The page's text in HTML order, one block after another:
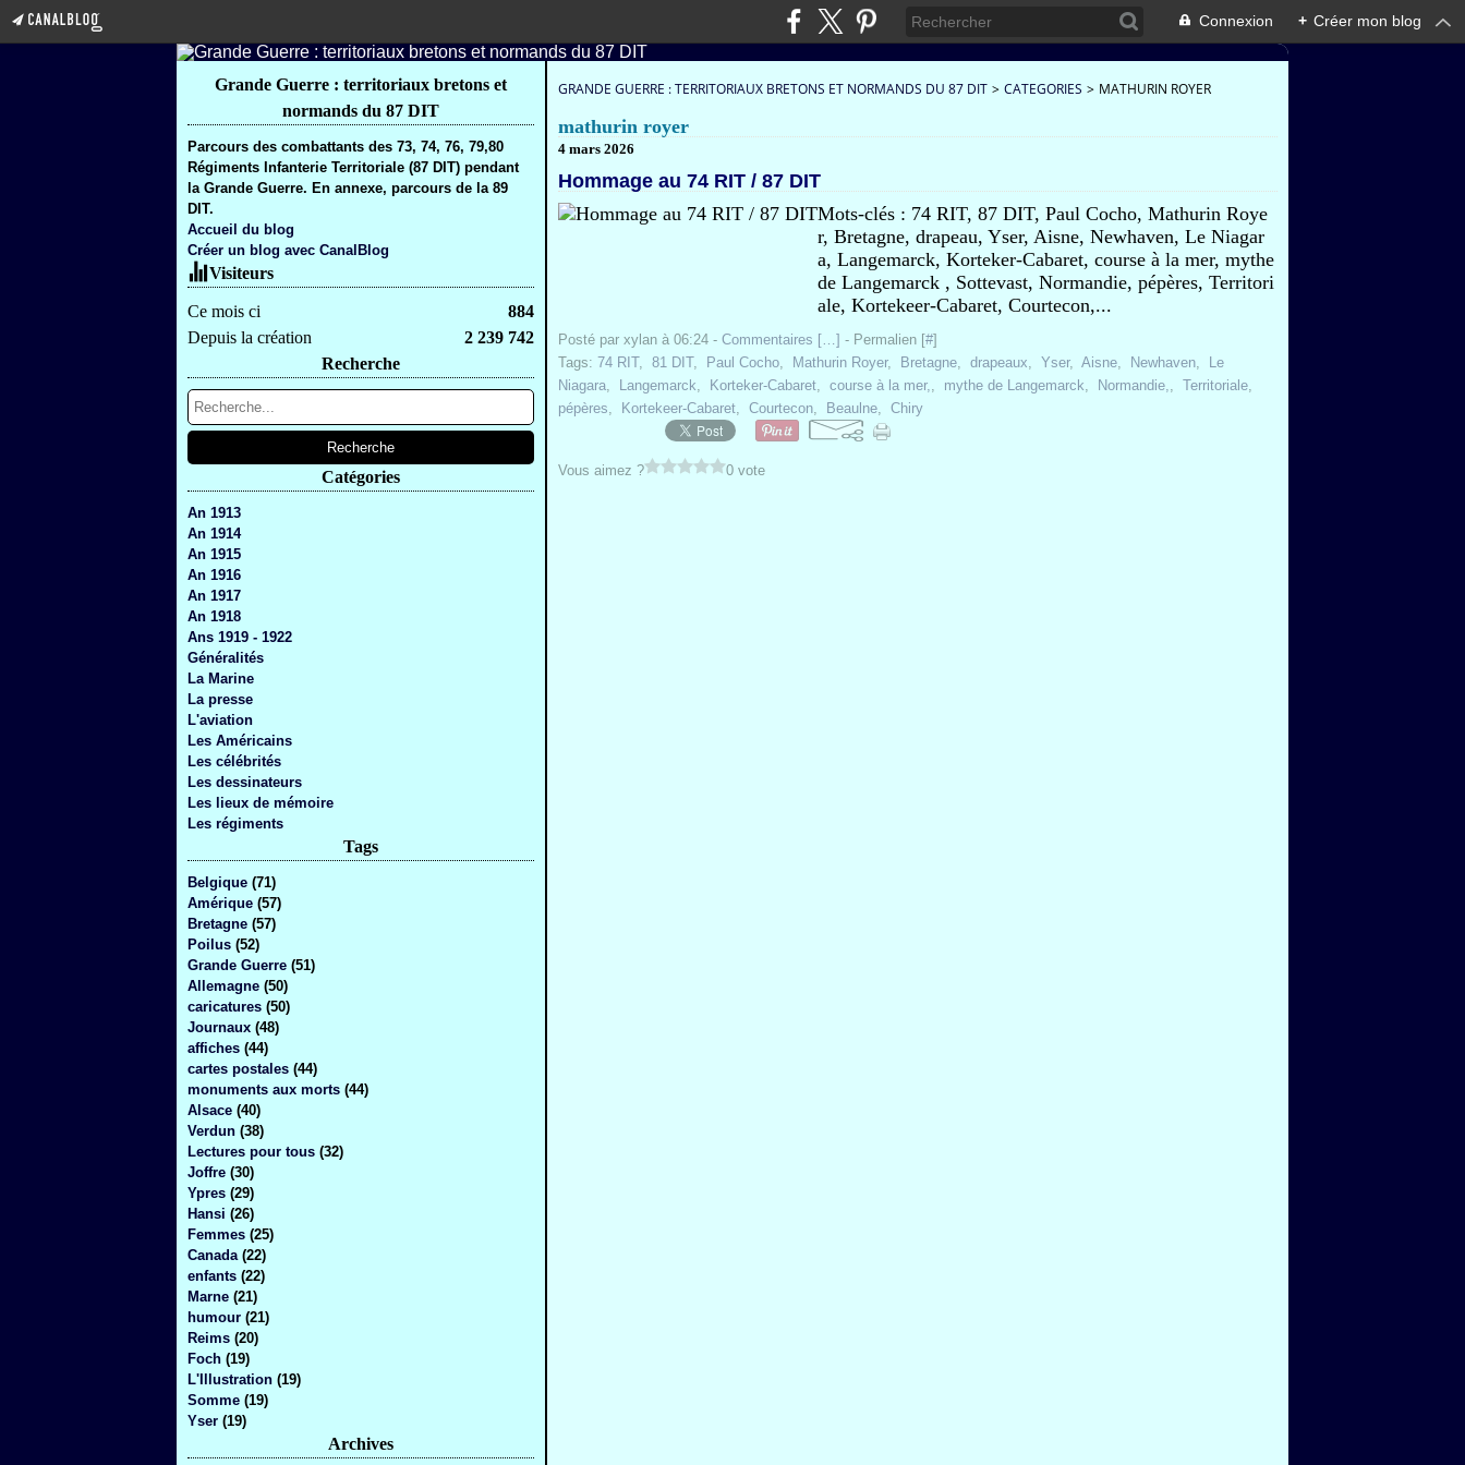
Connexion + Créer mon blog
Grande Guerre : territoriaux bretons et
normands du 87 DIT
Parcours des combattants des 73, 74, 76, 79,80
Régiments Infanterie Territoriale (87 DIT) pendant
la Grande Guerre. En annexe, parcours de la 89
DIT.
Accueil du blog
Créer un blog avec CanalBlog
Visiteurs
Ce mois ci
884
Depuis la création
2 239 742
Recherche
Catégories
An 1913
An 1914
An 1915
An 1916
An 1917
An 1918
Ans 1919 - 1922
Généralités
La Marine
La presse
L'aviation
Les Américains
Les célébrités
Les dessinateurs
Les lieux de mémoire
Les régiments
Tags
Belgique (71)
Amérique (57)
Bretagne (57)
Poilus (52)
Grande Guerre (51)
Allemagne (50)
caricatures (50)
Journaux (48)
affiches (44)
cartes postales (44)
monuments aux morts (44)
Alsace (40)
Verdun (38)
Lectures pour tous (32)
Joffre (30)
Ypres (29)
Hansi (26)
Femmes (25)
Canada (22)
enfants (22)
Marne (21)
humour (21)
Reims (20)
Foch (19)
L'Illustration (19)
Somme (19)
Yser (19)
Archives
GRANDE GUERRE : TERRITORIAUX BRETONS ET NORMANDS DU 87 DIT > CATEGORIES > MATHURIN ROYER
mathurin royer
4 mars 2026
Hommage au 74 RIT / 87 DIT
Mots-clés : 74 RIT, 87 DIT, Paul Cocho, Mathurin Roye
r, Bretagne, drapeau, Yser, Aisne, Newhaven, Le Niagar
a, Langemarck, Korteker-Cabaret, course à la mer, mythe
de Langemarck , Sottevast, Normandie, pépères, Territori
ale, Kortekeer-Cabaret, Courtecon,...
Posté par xylan à 06:24 - Commentaires […] - Permalien [#]
Tags: 74 RIT, 81 DIT, Paul Cocho, Mathurin Royer, Bretagne, drapeaux, Yser, Aisne, Newhaven,
Le
Niagara, Langemarck, Korteker-Cabaret, course à la mer,, mythe de Langemarck, Normandie,, Territoriale,
pépères, Kortekeer-Cabaret, Courtecon, Beaulne, Chiry
Vous aimez ? 0 vote